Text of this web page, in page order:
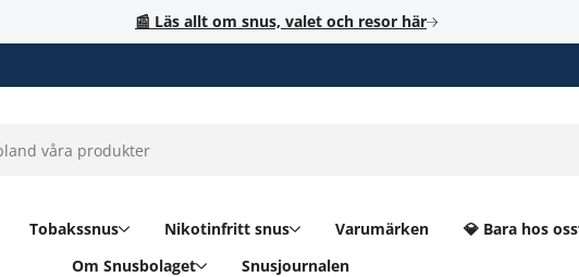
📰 Läs allt om snus, valet och resor här
Tobakssnus Nikotinfritt snus Varumärken 💎 Bara hos oss
Om Snusbolaget
Snusjournalen